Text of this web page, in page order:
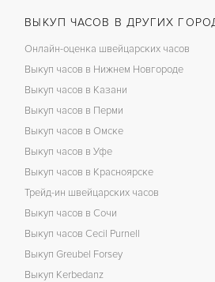
ВЫКУП ЧАСОВ В ДРУГИХ
Онлайн-оценка швейцарских часов
Выкуп часов в Нижнем Новгороде
Выкуп часов в Казани
Выкуп часов в Перми
Выкуп часов в Омске
Выкуп часов в Уфе
Выкуп часов в Красноярске
Трейд-ин швейцарских часов
Выкуп часов в Сочи
Выкуп часов Cecil Purnell
Выкуп Greubel Forsey
Выкуп Kerbedanz